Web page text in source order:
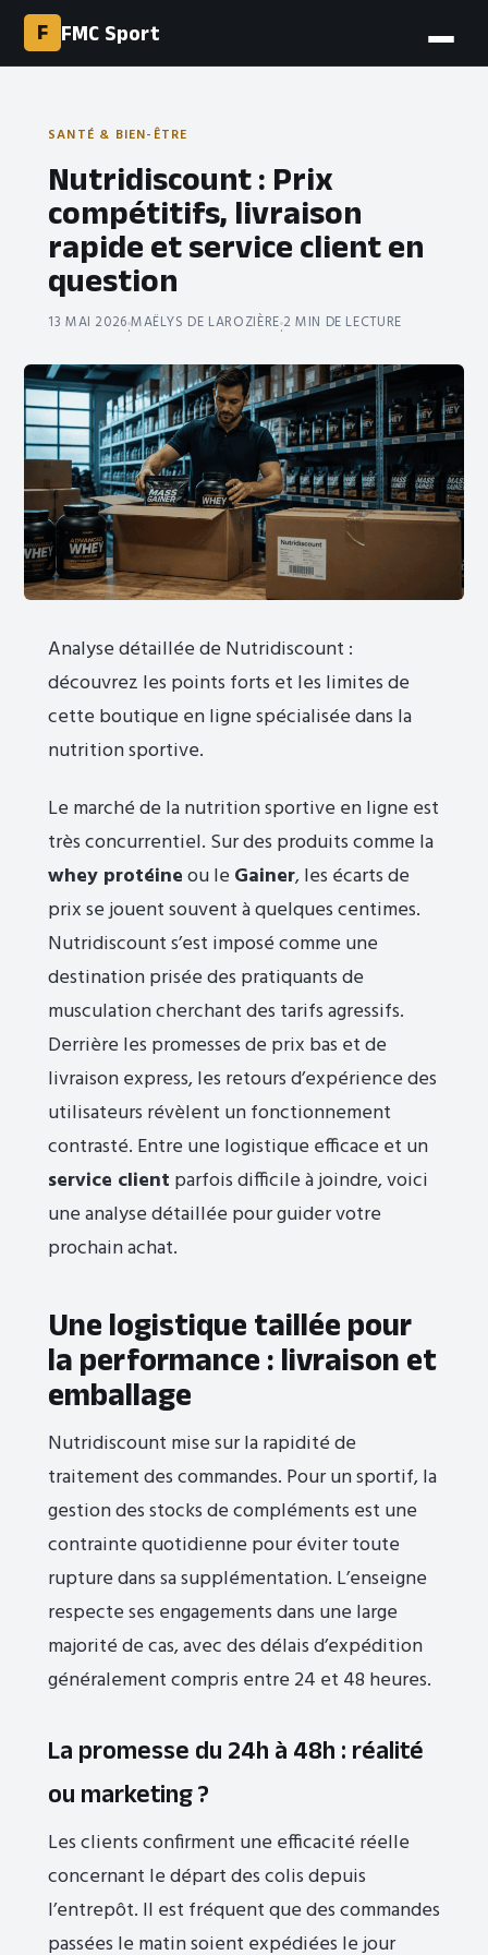
F FMC Sport
SANTÉ & BIEN-ÊTRE
Nutridiscount : Prix
compétitifs, livraison
rapide et service client en
question
13 MAI 2026·MAËLYS DE LAROZIÈRE·2 MIN DE LECTURE
Analyse détaillée de Nutridiscount :
découvrez les points forts et les limites de
cette boutique en ligne spécialisée dans la
nutrition sportive.
Le marché de la nutrition sportive en ligne est
très concurrentiel. Sur des produits comme la
whey protéineou le Gainer, les écarts de
prix se jouent souvent à quelques centimes.
Nutridiscount s’est imposé comme une
destination prisée des pratiquants de
musculation cherchant des tarifs agressifs.
Derrière les promesses de prix bas et de
livraison express, les retours d’expérience des
utilisateurs révèlent un fonctionnement
contrasté. Entre une logistique efficace et un
service client parfois difficile à joindre, voici
une analyse détaillée pour guider votre
prochain achat.
Une logistique taillée pour
la performance : livraison et
emballage
Nutridiscount mise sur la rapidité de
traitement des commandes. Pour un sportif, la
gestion des stocks de compléments est une
contrainte quotidienne pour éviter toute
rupture dans sa supplémentation. L’enseigne
respecte ses engagements dans une large
majorité de cas, avec des délais d’expédition
généralement compris entre 24 et 48 heures.
La promesse du 24h à 48h : réalité
ou marketing ?
Les clients confirment une efficacité réelle
concernant le départ des colis depuis
l’entrepôt. Il est fréquent que des commandes
passées le matin soient expédiées le jour